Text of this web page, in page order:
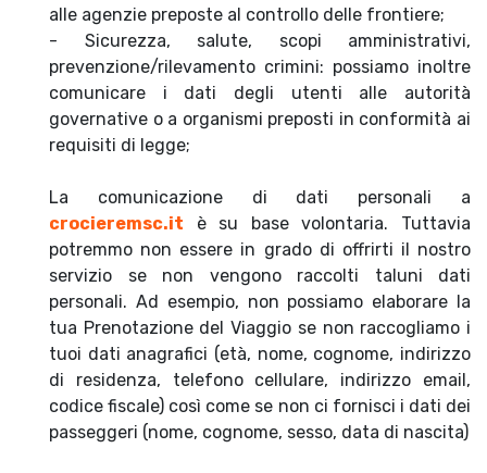
alle agenzie preposte al controllo delle frontiere;
- Sicurezza, salute, scopi amministrativi,
prevenzione/rilevamento crimini: possiamo inoltre
comunicare i dati degli utenti alle autorità
governative o a organismi preposti in conformità ai
requisiti di legge;
La comunicazione di dati personali a
crocieremsc.it è su base volontaria. Tuttavia
potremmo non essere in grado di offrirti il nostro
servizio se non vengono raccolti taluni dati
personali. Ad esempio, non possiamo elaborare la
tua Prenotazione del Viaggio se non raccogliamo i
tuoi dati anagrafici (età, nome, cognome, indirizzo
di residenza, telefono cellulare, indirizzo email,
codice fiscale) così come se non ci fornisci i dati dei
passeggeri (nome, cognome, sesso, data di nascita)